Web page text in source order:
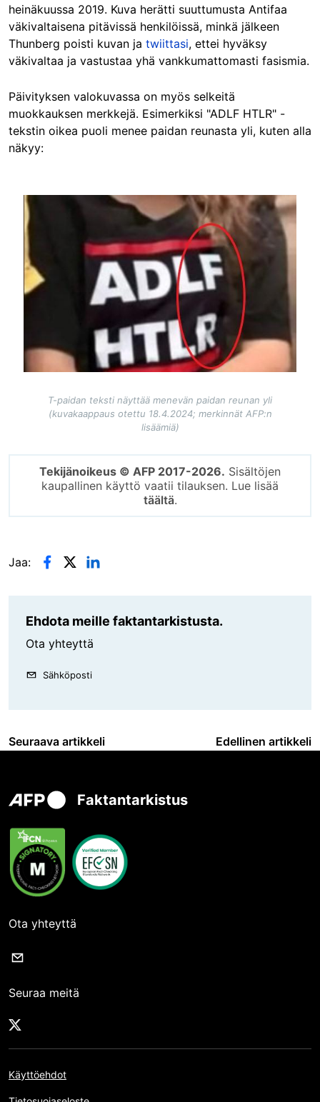
heinäkuussa 2019. Kuva herätti suuttumusta Antifaa
väkivaltaisena pitävissä henkilöissä, minkä jälkeen
Thunberg poisti kuvan ja twiittasi, ettei hyväksy
väkivaltaa ja vastustaa yhä vankkumattomasti fasismia.
Päivityksen valokuvassa on myös selkeitä
muokkauksen merkkejä. Esimerkiksi "ADLF HTLR" -
tekstin oikea puoli menee paidan reunasta yli, kuten alla
näkyy:
Image
T-paidan teksti näyttää menevän paidan reunan yli
(kuvakaappaus otettu 18.4.2024; merkinnät AFP:n
lisäämiä)
Tekijänoikeus © AFP 2017-2026. Sisältöjen
kaupallinen käyttö vaatii tilauksen. Lue lisää
täältä.
Jaa:
Ehdota meille faktantarkistusta.
Ota yhteyttä
Sähköposti
Seuraava artikkeli Edellinen artikkeli
Faktantarkistus
Ota yhteyttä
Seuraa meitä
Käyttöehdot